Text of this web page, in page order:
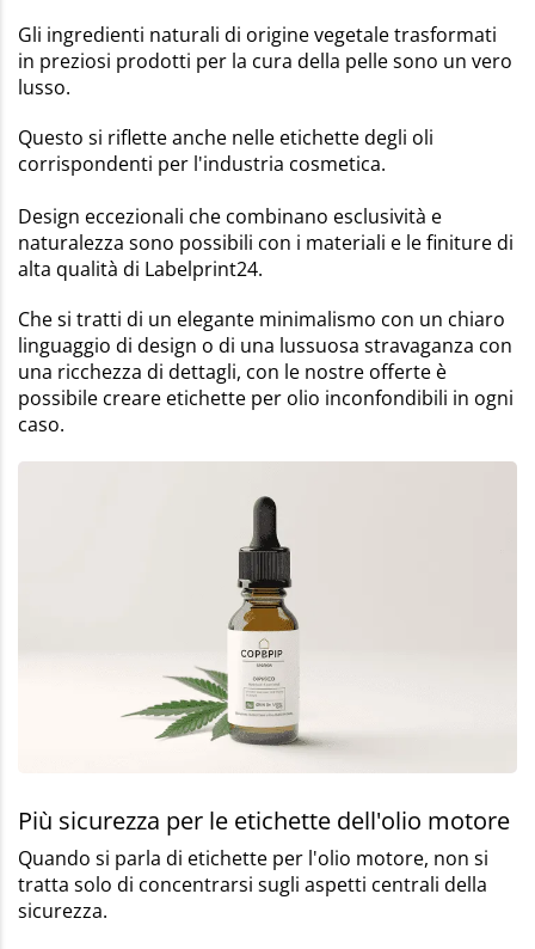
Gli ingredienti naturali di origine vegetale trasformati
in preziosi prodotti per la cura della pelle sono un vero
lusso.
Questo si riflette anche nelle etichette degli oli
corrispondenti per l'industria cosmetica.
Design eccezionali che combinano esclusività e
naturalezza sono possibili con i materiali e le finiture di
alta qualità di Labelprint24.
Che si tratti di un elegante minimalismo con un chiaro
linguaggio di design o di una lussuosa stravaganza con
una ricchezza di dettagli, con le nostre offerte è
possibile creare etichette per olio inconfondibili in ogni
caso.
Più sicurezza per le etichette dell'olio motore
Quando si parla di etichette per l'olio motore, non si
tratta solo di concentrarsi sugli aspetti centrali della
sicurezza.